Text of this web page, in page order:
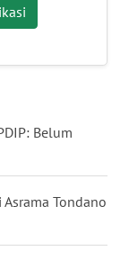
Belum
Tondano